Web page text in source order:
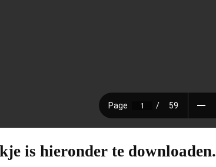
is hieronder te downloaden.